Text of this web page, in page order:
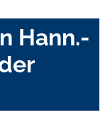
Hann.-